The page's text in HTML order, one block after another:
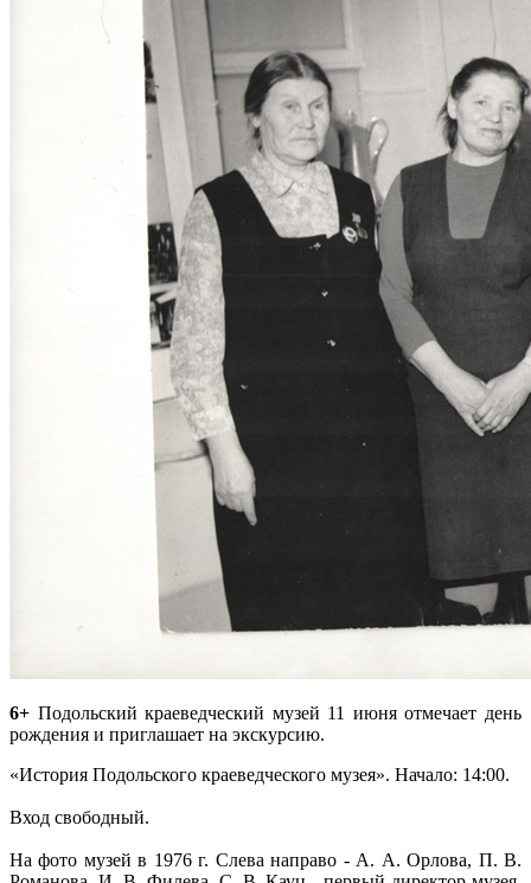
6+ Подольский краеведческий музей 11 июня отмечает день
рождения и приглашает на экскурсию.
«История Подольского краеведческого музея». Начало: 14:00.
Вход свободный.
На фото музей в 1976 г. Слева направо - А. А. Орлова, П. В.